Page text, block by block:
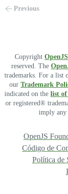
Previous
Copyright
reserved. The
trademarks. For a list
our Trademark
indicated on the list of
or registered®
imply any
OpenJS
Código de
Política de